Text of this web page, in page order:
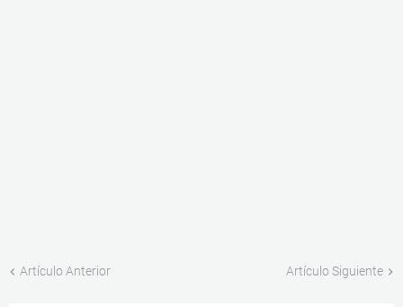
Artículo Anterior Artículo Siguiente